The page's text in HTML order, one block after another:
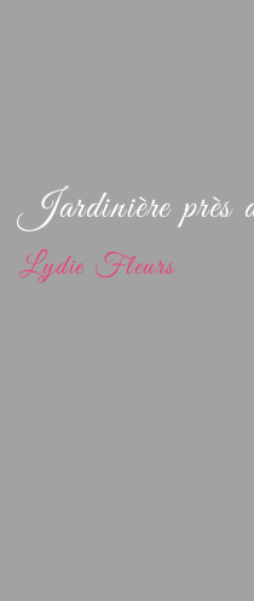
Jardinière près
Lydie Fleurs